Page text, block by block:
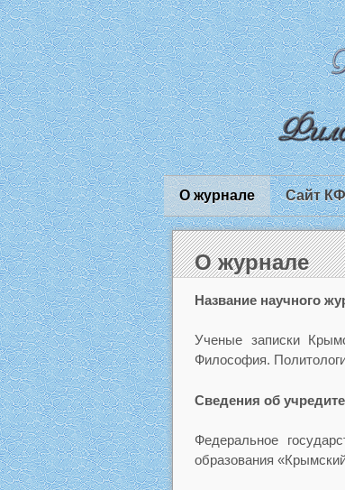
О журнале Сайт
О журнале
Название научного
Ученые записки
Философия.
Сведения об
Федеральное
образования